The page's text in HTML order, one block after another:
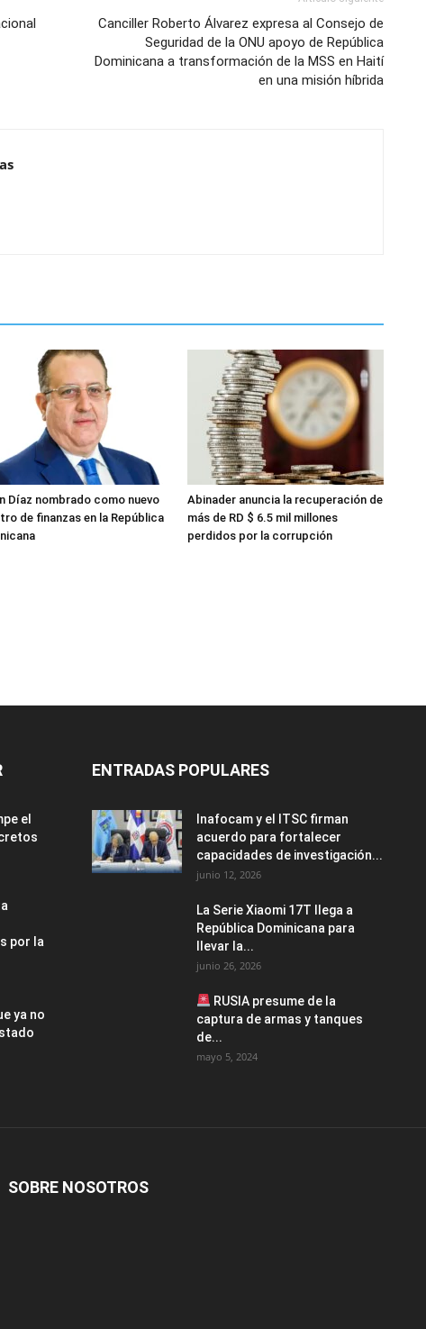
Canciller Roberto Álvarez expresa al Consejo de
Seguridad de la ONU apoyo de República
Dominicana a transformación de la MSS en Haití
en una misión híbrida
Díaz nombrado como nuevo
de finanzas en la República
Abinader anuncia la recuperación de
más de RD $ 6.5 mil millones
perdidos por la corrupción
el
por la
ya no
ENTRADAS POPULARES
Inafocam y el ITSC firman
acuerdo para fortalecer
capacidades de investigación...
junio 12, 2026
La Serie Xiaomi 17T llega a
República Dominicana para
llevar la...
junio 26, 2026
RUSIA presume de la
captura de armas y tanques
de...
mayo 5, 2024
SOBRE NOSOTROS